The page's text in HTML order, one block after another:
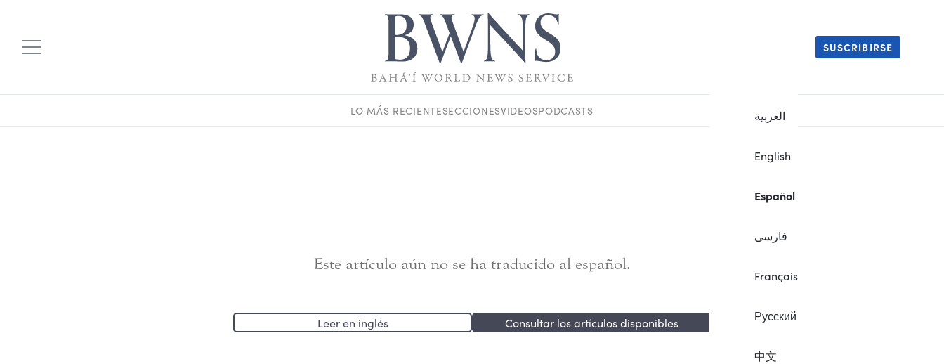
العربية
English
Español
فارسی
Français
Русский
中文
SUSCRIBIRSE
LO MÁS RECIENTESECCIONESVIDEOSPODCASTS
Este artículo aún no se ha traducido al español.
Leer en inglés Consultar los artículos disponibles